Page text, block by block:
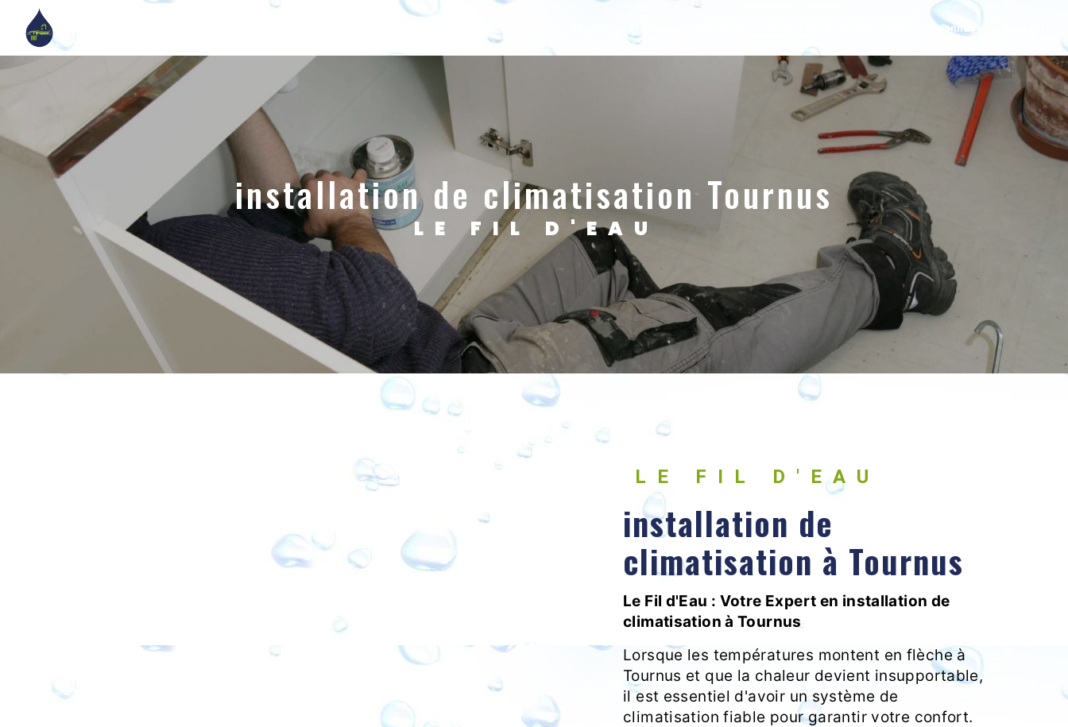
Dépannage
installation de climatisation Tournus
LE FIL D'EAU
LE FIL D'EAU
installation de
climatisation à Tournus
Le Fil d'Eau : Votre Expert en installation de
climatisation à Tournus
Lorsque les températures montent en flèche à
Tournus et que la chaleur devient insupportable,
il est essentiel d'avoir un système de
climatisation fiable pour garantir votre confort.
Panneau de gestion des cookies